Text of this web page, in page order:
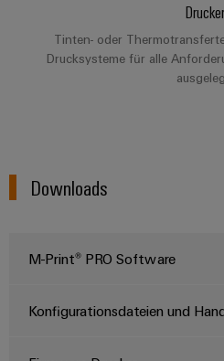
Drucker
Tinten- oder
Drucksysteme für alle
Downloads
M-Print® PRO Software
Konfigurationsdateien und